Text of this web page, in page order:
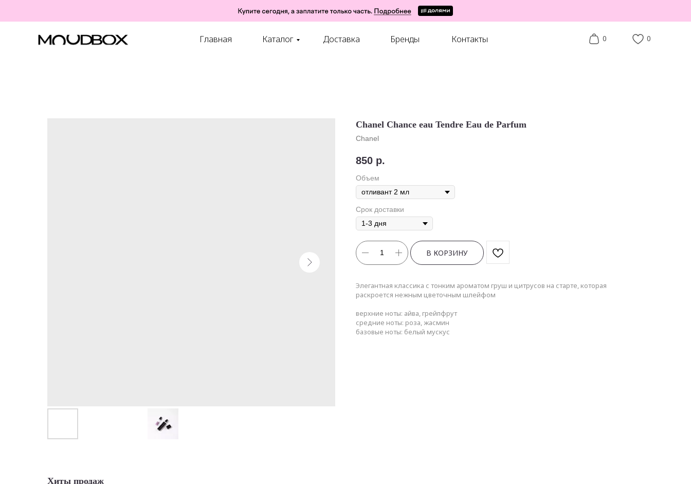
Бренды Контакты
Доставка
Каталог
Главная 0
0
Chanel Chance eau Tendre Eau de Parfum
Chanel
850 р.
Объем
Срок доставки
В КОРЗИНУ
Элегантная классика с тонким ароматом груш и цитрусов на старте, которая
раскроется нежным цветочным шлейфом
верхние ноты: айва, грейпфрут
средние ноты: роза, жасмин
базовые ноты: белый мускус
Хиты продаж